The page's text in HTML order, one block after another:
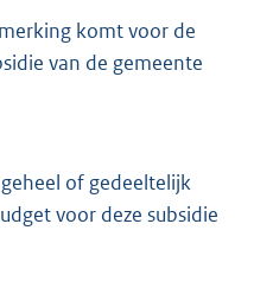
komt voor de
van de gemeente
of gedeeltelijk
voor deze subsidie